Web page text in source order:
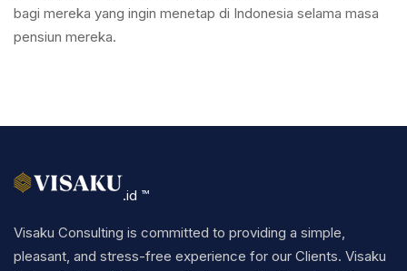
bagi mereka yang ingin menetap di Indonesia selama masa
pensiun mereka.
.id ™
Visaku Consulting is committed to providing a simple,
pleasant, and stress-free experience for our Clients. Visaku